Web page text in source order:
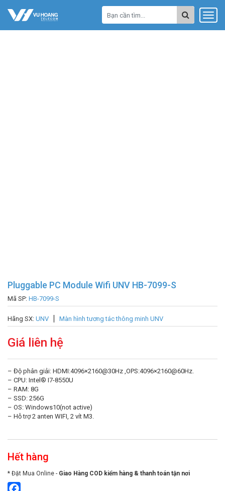
Pluggable PC Module Wifi UNV HB-7099-S
Mã SP: HB-7099-S
Hãng SX: UNV Màn hình tương tác thông minh UNV
Giá liên hệ
– Độ phân giải: HDMI:4096×2160@30Hz ,OPS:4096×2160@60Hz.
– CPU: Intel® I7-8550U
– RAM: 8G
– SSD: 256G
– OS: Windows10(not active)
– Hỗ trợ 2 anten WIFI, 2 vít M3.
Hết hàng
* Đặt Mua Online - Giao Hàng COD kiểm hàng & thanh toán tận nơi